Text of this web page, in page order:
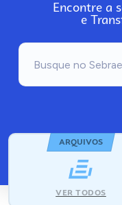
Encontre a
e
ARQUIVOS
VER TODOS